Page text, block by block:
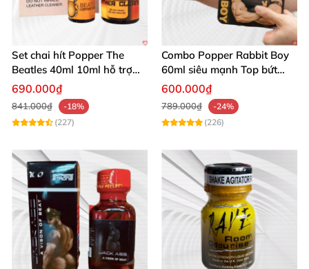
Set chai hít Popper The
Beatles 40ml 10ml hỗ trợ
giãn nở hậu môn cho Top
690.000₫
841.000₫
-18%
(227)
Combo Popper Rabbit Boy
60ml siêu mạnh Top bứt
phá giới hạn
600.000₫
789.000₫
-24%
(226)